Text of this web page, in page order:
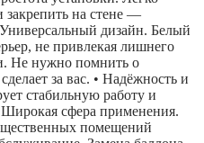
закрепить на стене —
дизайн. Белый
не привлекая лишнего
Не нужно помнить о
за вас. • Надёжность и
стабильную работу и
Широкая сфера применения.
помещений